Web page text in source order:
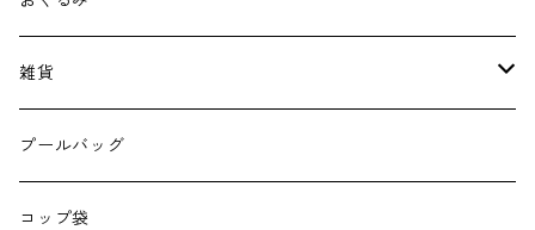
雑貨
エコバッグ
巾着
プールバッグ
コップ袋